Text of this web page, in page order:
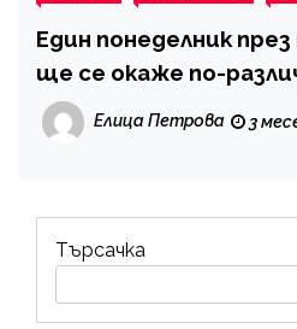
Един понеделник
ще се окаже по-
Елица Петрова 3
Търсачка